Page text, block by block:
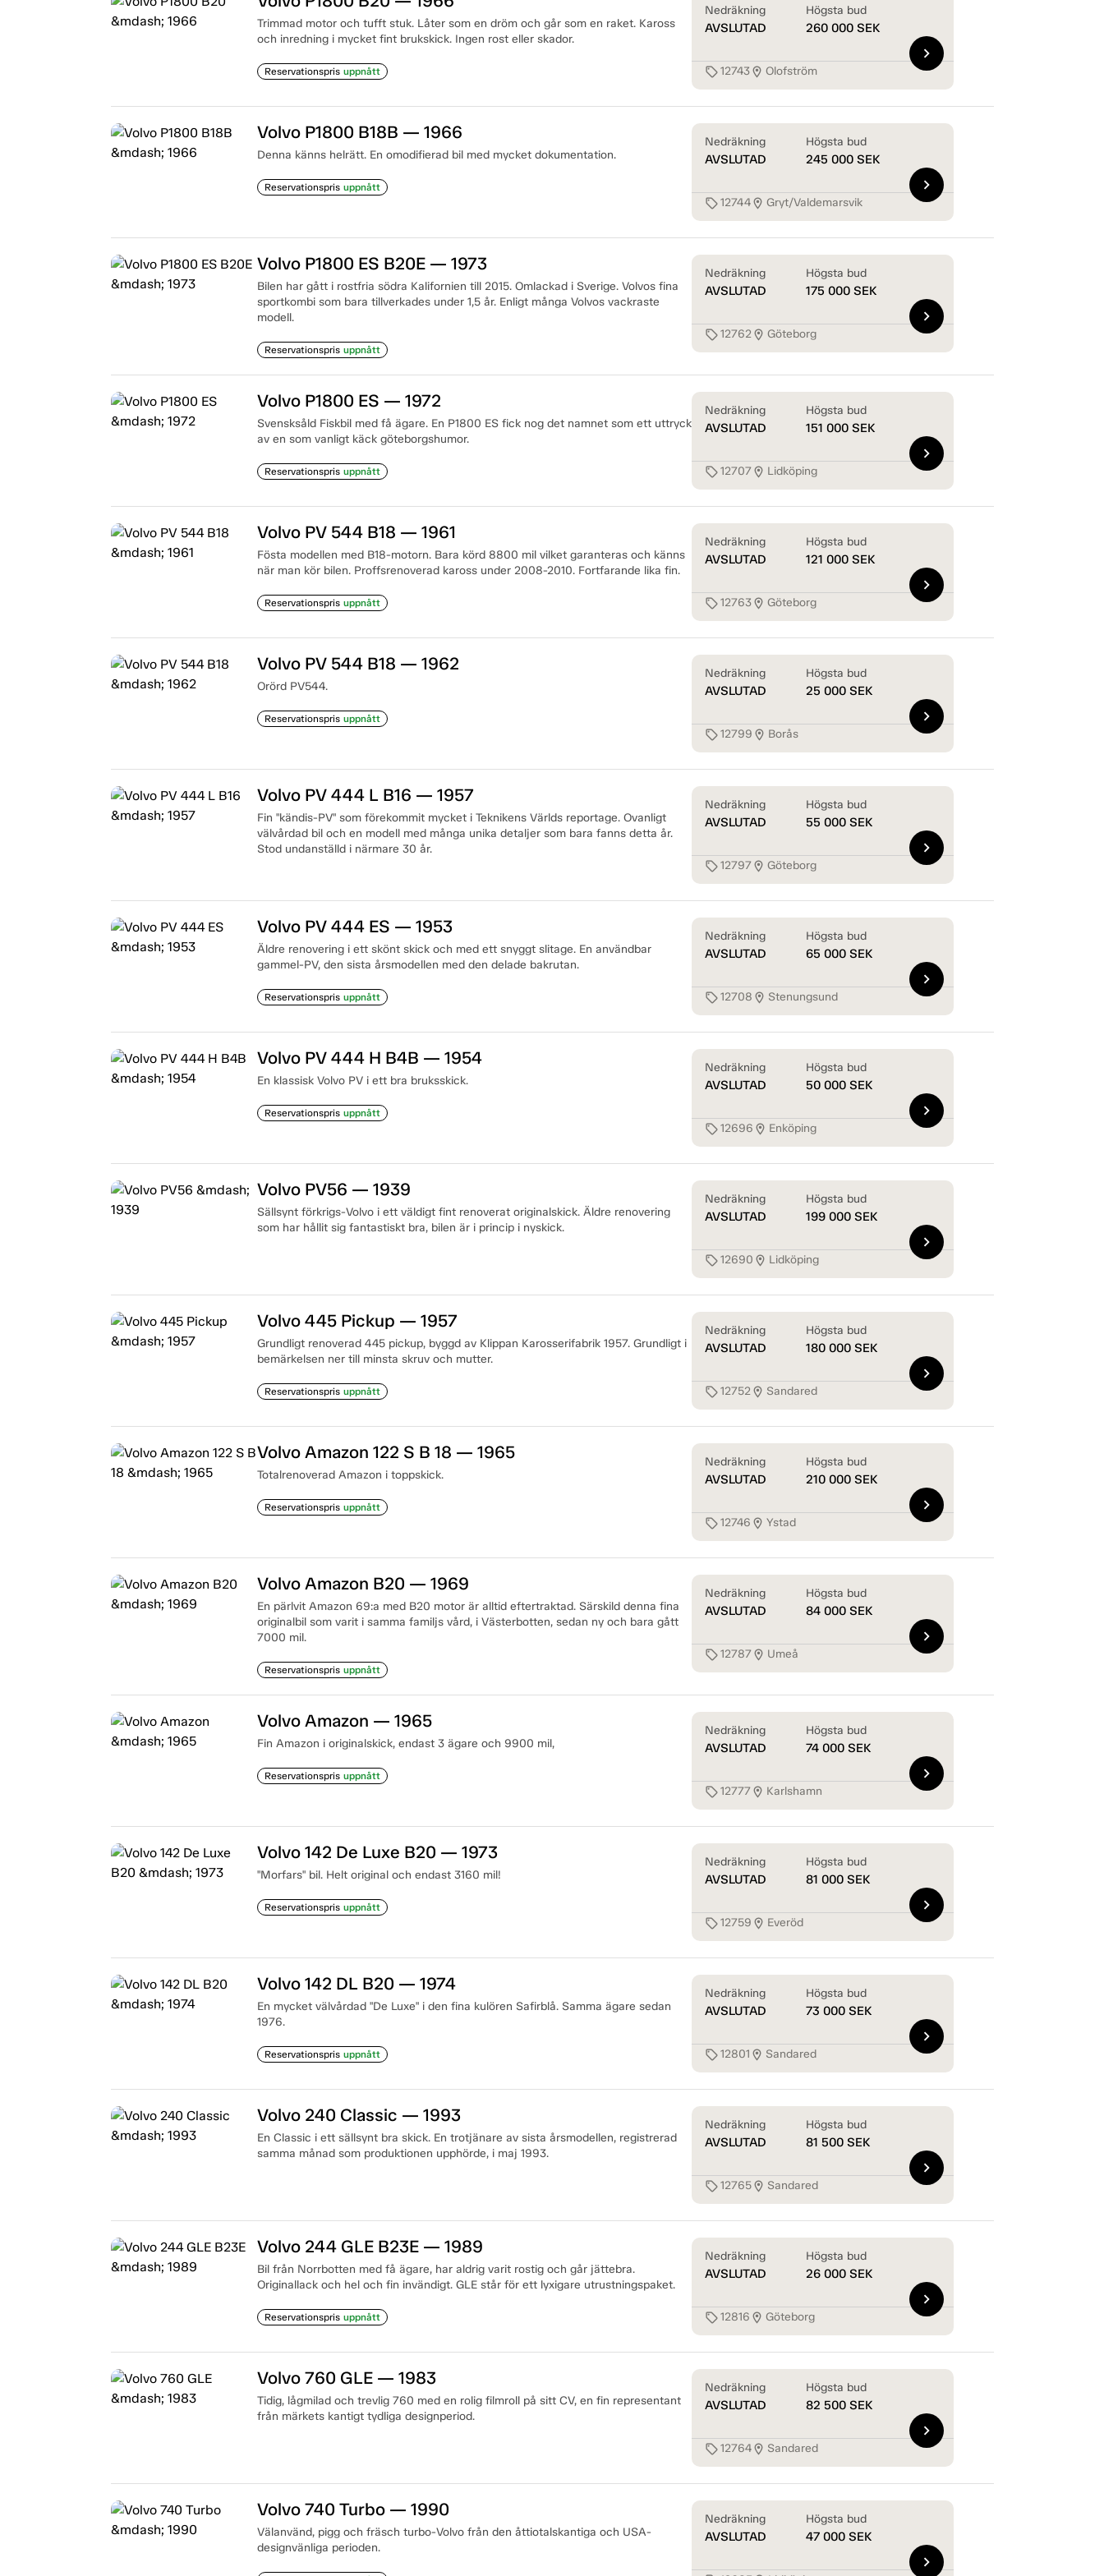
Trimmad motor och tufft stuk. Låter som en dröm och går som en raket. Kaross
och inredning i mycket fint brukskick. Ingen rost eller skador.
Reservationspris uppnått
Nedräkning
AVSLUTAD
Högsta bud
260 000 SEK
sell12743location_on Olofström
chevron_right
Volvo P1800 B18B — 1966
Denna känns helrätt. En omodifierad bil med mycket dokumentation.
Reservationspris uppnått
Nedräkning
AVSLUTAD
Högsta bud
245 000 SEK
sell12744location_on Gryt/Valdemarsvik
chevron_right
Volvo P1800 ES B20E — 1973
Bilen har gått i rostfria södra Kalifornien till 2015. Omlackad i Sverige. Volvos fina
sportkombi som bara tillverkades under 1,5 år. Enligt många Volvos vackraste
modell.
Reservationspris uppnått
Nedräkning
AVSLUTAD
Högsta bud
175 000 SEK
sell12762location_on Göteborg
chevron_right
Volvo P1800 ES — 1972
Svensksåld Fiskbil med få ägare. En P1800 ES fick nog det namnet som ett uttryck
av en som vanligt käck göteborgshumor.
Reservationspris uppnått
Nedräkning
AVSLUTAD
Högsta bud
151 000 SEK
sell12707location_on Lidköping
chevron_right
Volvo PV 544 B18 — 1961
Fösta modellen med B18-motorn. Bara körd 8800 mil vilket garanteras och känns
när man kör bilen. Proffsrenoverad kaross under 2008-2010. Fortfarande lika fin.
Reservationspris uppnått
Nedräkning
AVSLUTAD
Högsta bud
121 000 SEK
sell12763location_on Göteborg
chevron_right
Volvo PV 544 B18 — 1962
Orörd PV544.
Reservationspris uppnått
Nedräkning
AVSLUTAD
Högsta bud
25 000 SEK
sell12799 location_on Borås
chevron_right
Volvo PV 444 L B16 — 1957
Fin "kändis-PV" som förekommit mycket i Teknikens Världs reportage. Ovanligt
välvårdad bil och en modell med många unika detaljer som bara fanns detta år.
Stod undanställd i närmare 30 år.
Nedräkning
AVSLUTAD
Högsta bud
55 000 SEK
sell12797location_on Göteborg
chevron_right
Volvo PV 444 ES — 1953
Äldre renovering i ett skönt skick och med ett snyggt slitage. En användbar
gammel-PV, den sista årsmodellen med den delade bakrutan.
Reservationspris uppnått
Nedräkning
AVSLUTAD
Högsta bud
65 000 SEK
sell12708 location_on Stenungsund
chevron_right
Volvo PV 444 H B4B — 1954
En klassisk Volvo PV i ett bra bruksskick.
Reservationspris uppnått
Nedräkning
AVSLUTAD
Högsta bud
50 000 SEK
sell12696 location_on Enköping
chevron_right
Volvo PV56 — 1939
Sällsynt förkrigs-Volvo i ett väldigt fint renoverat originalskick. Äldre renovering
som har hållit sig fantastiskt bra, bilen är i princip i nyskick.
Nedräkning
AVSLUTAD
Högsta bud
199 000 SEK
sell12690 location_on Lidköping
chevron_right
Volvo 445 Pickup — 1957
Grundligt renoverad 445 pickup, byggd av Klippan Karosserifabrik 1957. Grundligt i
bemärkelsen ner till minsta skruv och mutter.
Reservationspris uppnått
Nedräkning
AVSLUTAD
Högsta bud
180 000 SEK
sell12752location_on Sandared
chevron_right
Volvo Amazon 122 S B 18 — 1965
Totalrenoverad Amazon i toppskick.
Reservationspris uppnått
Nedräkning
AVSLUTAD
Högsta bud
210 000 SEK
sell12746 location_on Ystad
chevron_right
Volvo Amazon B20 — 1969
En pärlvit Amazon 69:a med B20 motor är alltid eftertraktad. Särskild denna fina
originalbil som varit i samma familjs vård, i Västerbotten, sedan ny och bara gått
7000 mil.
Reservationspris uppnått
Nedräkning
AVSLUTAD
Högsta bud
84 000 SEK
sell12787location_on Umeå
chevron_right
Volvo Amazon — 1965
Fin Amazon i originalskick, endast 3 ägare och 9900 mil,
Reservationspris uppnått
Nedräkning
AVSLUTAD
Högsta bud
74 000 SEK
sell12777location_on Karlshamn
chevron_right
Volvo 142 De Luxe B20 — 1973
"Morfars" bil. Helt original och endast 3160 mil!
Reservationspris uppnått
Nedräkning
AVSLUTAD
Högsta bud
81 000 SEK
sell12759 location_on Everöd
chevron_right
Volvo 142 DL B20 — 1974
En mycket välvårdad "De Luxe" i den fina kulören Safirblå. Samma ägare sedan
1976.
Reservationspris uppnått
Nedräkning
AVSLUTAD
Högsta bud
73 000 SEK
sell12801 location_on Sandared
chevron_right
Volvo 240 Classic — 1993
En Classic i ett sällsynt bra skick. En trotjänare av sista årsmodellen, registrerad
samma månad som produktionen upphörde, i maj 1993.
Nedräkning
AVSLUTAD
Högsta bud
81 500 SEK
sell12765location_on Sandared
chevron_right
Volvo 244 GLE B23E — 1989
Bil från Norrbotten med få ägare, har aldrig varit rostig och går jättebra.
Originallack och hel och fin invändigt. GLE står för ett lyxigare utrustningspaket.
Reservationspris uppnått
Nedräkning
AVSLUTAD
Högsta bud
26 000 SEK
sell12816 location_on Göteborg
chevron_right
Volvo 760 GLE — 1983
Tidig, lågmilad och trevlig 760 med en rolig filmroll på sitt CV, en fin representant
från märkets kantigt tydliga designperiod.
Nedräkning
AVSLUTAD
Högsta bud
82 500 SEK
sell12764location_on Sandared
chevron_right
Volvo 740 Turbo — 1990
Välanvänd, pigg och fräsch turbo-Volvo från den åttiotalskantiga och USA-
designvänliga perioden.
Nedräkning
AVSLUTAD
Högsta bud
47 000 SEK
chevron_right